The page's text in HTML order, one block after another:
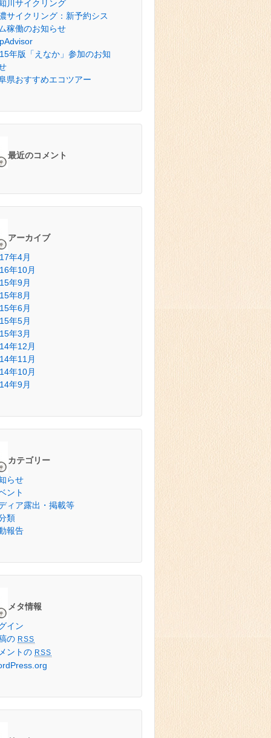
川サイクリング
サイクリング：新予約シス
稼働のお知らせ
年版「えなか」参加のお知
県おすすめエコツアー
最近のコメント
アーカイブ
年4月
年10月
年9月
年8月
年6月
年5月
年3月
年12月
年11月
年10月
年9月
カテゴリー
らせ
ント
ィア露出・掲載等
類
報告
メタ情報
イン
の RSS
ントの RSS